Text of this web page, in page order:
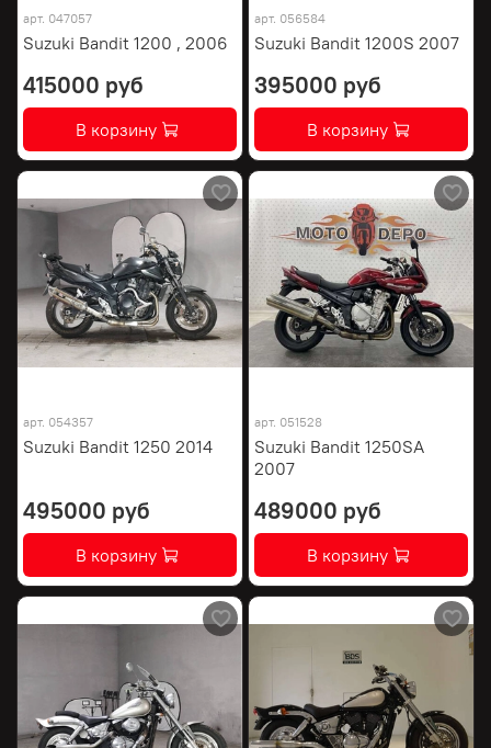
арт. 047057
Suzuki Bandit 1200 , 2006
415000 руб
В корзину
арт. 056584
Suzuki Bandit 1200S 2007
395000 руб
В корзину
арт. 054357
Suzuki Bandit 1250 2014
495000 руб
В корзину
арт. 051528
Suzuki Bandit 1250SA
2007
489000 руб
В корзину